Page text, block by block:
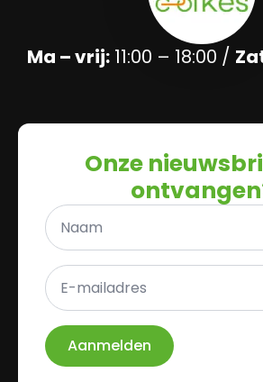
Ma – vrij:11:00 – 18:00 /
Onze
Naam
E-
mailadres
*
Aanmelden